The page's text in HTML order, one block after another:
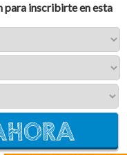
para inscribirte en esta